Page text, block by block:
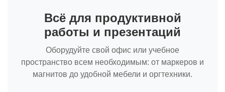
Всё для продуктивной
работы и презентаций
Оборудуйте свой офис или учебное
пространство всем необходимым: от маркеров и
магнитов до удобной мебели и оргтехники.